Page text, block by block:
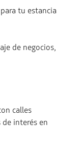
tu estancia
de negocios,
calles
interés en